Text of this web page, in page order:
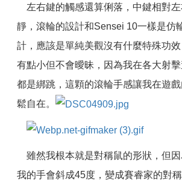
左右鍵的觸感還算俐落，中鍵相對
靜，滾輪的設計和Sensei 10一樣是仿
計，應該是單純美觀沒有什麼特殊功
有點小但不會曖昧，因為我在各大射
都是綁跳，這顆的滾輪手感讓我在遊
鬆自在。
雖然我根本就是對稱鼠的形狀，但
我的手會斜成45度，變成賽睿家的對